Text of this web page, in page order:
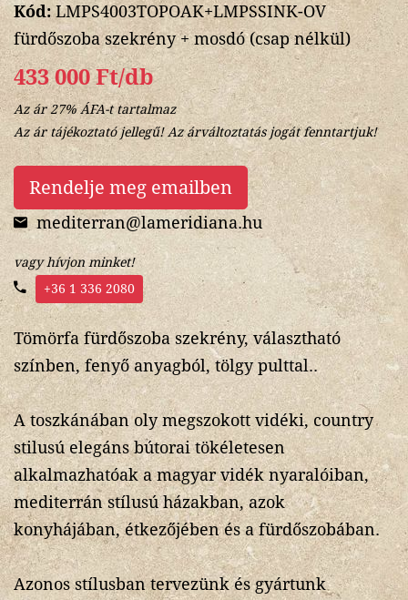
Kód:LMPS4003TOPOAK+LMPSSINK-OV
fürdőszoba szekrény + mosdó (csap nélkül)
433 000 Ft/db
Az ár 27% ÁFA-t tartalmaz
Az ár tájékoztató jellegű! Az árváltoztatás jogát fenntartjuk!
Rendelje meg emailben
mediterran@lameridiana.hu
vagy hívjon minket!
+36 1 336 2080
Tömörfa fürdőszoba szekrény, választható
színben, fenyő anyagból, tölgy pulttal..
A toszkánában oly megszokott vidéki, country
stilusú elegáns bútorai tökéletesen
alkalmazhatóak a magyar vidék nyaralóiban,
mediterrán stílusú házakban, azok
konyhájában, étkezőjében és a fürdőszobában.
Azonos stílusban tervezünk és gyártunk